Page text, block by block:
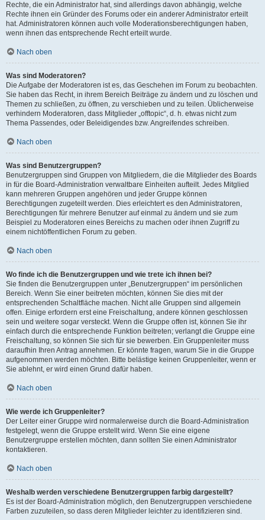
Rechte, die ein Administrator hat, sind allerdings davon abhängig, welche
Rechte ihnen ein Gründer des Forums oder ein anderer Administrator erteilt
hat. Administratoren können auch volle Moderationsberechtigungen haben,
wenn ihnen das entsprechende Recht erteilt wurde.
Nach oben
Was sind Moderatoren?
Die Aufgabe der Moderatoren ist es, das Geschehen im Forum zu beobachten.
Sie haben das Recht, in ihrem Bereich Beiträge zu ändern und zu löschen und
Themen zu schließen, zu öffnen, zu verschieben und zu teilen. Üblicherweise
verhindern Moderatoren, dass Mitglieder „offtopic“, d. h. etwas nicht zum
Thema Passendes, oder Beleidigendes bzw. Angreifendes schreiben.
Nach oben
Was sind Benutzergruppen?
Benutzergruppen sind Gruppen von Mitgliedern, die die Mitglieder des Boards
in für die Board-Administration verwaltbare Einheiten aufteilt. Jedes Mitglied
kann mehreren Gruppen angehören und jeder Gruppe können
Berechtigungen zugeteilt werden. Dies erleichtert es den Administratoren,
Berechtigungen für mehrere Benutzer auf einmal zu ändern und sie zum
Beispiel zu Moderatoren eines Bereichs zu machen oder ihnen Zugriff zu
einem nichtöffentlichen Forum zu geben.
Nach oben
Wo finde ich die Benutzergruppen und wie trete ich ihnen bei?
Sie finden die Benutzergruppen unter „Benutzergruppen“ im persönlichen
Bereich. Wenn Sie einer beitreten möchten, können Sie dies mit der
entsprechenden Schaltfläche machen. Nicht alle Gruppen sind allgemein
offen. Einige erfordern erst eine Freischaltung, andere können geschlossen
sein und weitere sogar versteckt. Wenn die Gruppe offen ist, können Sie ihr
einfach durch die entsprechende Funktion beitreten; verlangt die Gruppe eine
Freischaltung, so können Sie sich für sie bewerben. Ein Gruppenleiter muss
daraufhin Ihren Antrag annehmen. Er könnte fragen, warum Sie in die Gruppe
aufgenommen werden möchten. Bitte belästige keinen Gruppenleiter, wenn er
Sie ablehnt, er wird einen Grund dafür haben.
Nach oben
Wie werde ich Gruppenleiter?
Der Leiter einer Gruppe wird normalerweise durch die Board-Administration
festgelegt, wenn die Gruppe erstellt wird. Wenn Sie eine eigene
Benutzergruppe erstellen möchten, dann sollten Sie einen Administrator
kontaktieren.
Nach oben
Weshalb werden verschiedene Benutzergruppen farbig dargestellt?
Es ist der Board-Administration möglich, den Benutzergruppen verschiedene
Farben zuzuteilen, so dass deren Mitglieder leichter zu identifizieren sind.